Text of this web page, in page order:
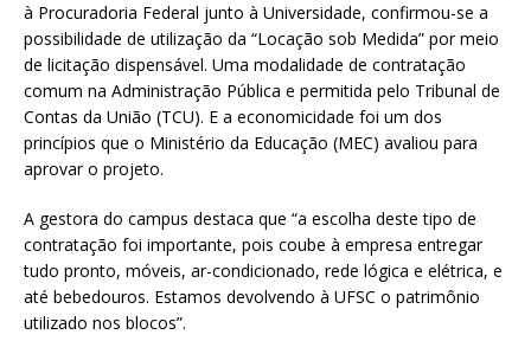
à Procuradoria Federal junto à Universidade, confirmou-se a
possibilidade de utilização da “Locação sob Medida” por meio
de licitação dispensável. Uma modalidade de contratação
comum na Administração Pública e permitida pelo Tribunal de
Contas da União (TCU). E a economicidade foi um dos
princípios que o Ministério da Educação (MEC) avaliou para
aprovar o projeto.
A gestora do campus destaca que “a escolha deste tipo de
contratação foi importante, pois coube à empresa entregar
tudo pronto, móveis, ar-condicionado, rede lógica e elétrica, e
até bebedouros. Estamos devolvendo à UFSC o patrimônio
utilizado nos blocos”.